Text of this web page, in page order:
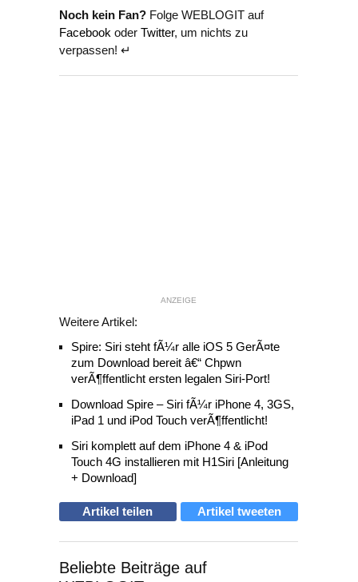
Noch kein Fan? Folge WEBLOGIT auf
Facebook oder Twitter, um nichts zu
verpassen! ↵
ANZEIGE
Weitere Artikel:
Spire: Siri steht fÃ¼r alle iOS 5 GerÃ¤te
zum Download bereit â€“ Chpwn
verÃ¶ffentlicht ersten legalen Siri-Port!
Download Spire – Siri fÃ¼r iPhone 4, 3GS,
iPad 1 und iPod Touch verÃ¶ffentlicht!
Siri komplett auf dem iPhone 4 & iPod
Touch 4G installieren mit H1Siri [Anleitung
+ Download]
Artikel teilen Artikel tweeten
Beliebte Beiträge auf